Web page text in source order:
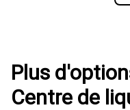
Plus
Centre de